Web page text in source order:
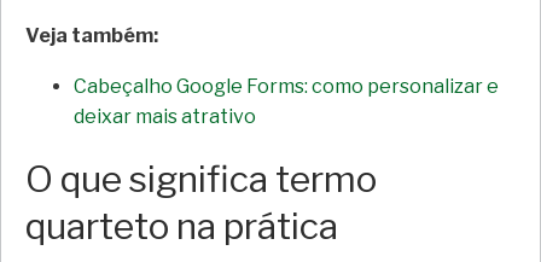
Veja também:
Cabeçalho Google Forms: como personalizar e
deixar mais atrativo
O que significa termo
quarteto na prática